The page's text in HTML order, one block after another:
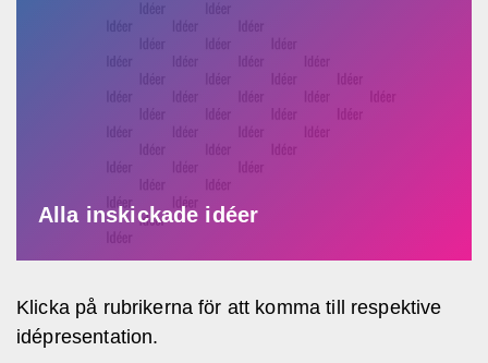
Alla inskickade idéer
Klicka på rubrikerna för att komma till respektive
idépresentation.